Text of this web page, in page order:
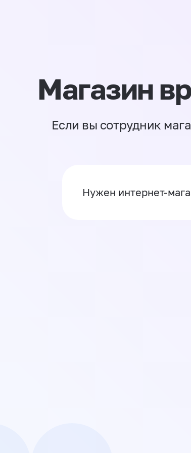
Магазин
Если вы сотрудник
Нужен интернет-